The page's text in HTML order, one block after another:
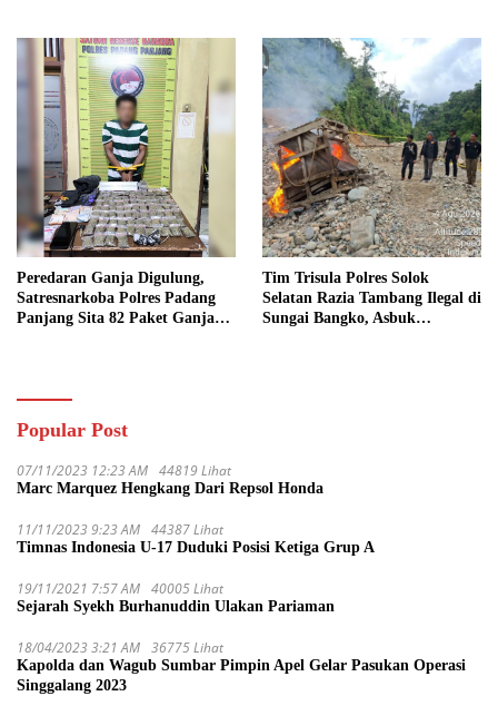
Peredaran Ganja Digulung,
Satresnarkoba Polres Padang
Panjang Sita 82 Paket Ganja
Tim Trisula Polres Solok
Selatan Razia Tambang Ilegal di
Sungai Bangko, Asbuk
Popular Post
07/11/2023 12:23 AM 44819 Lihat
Marc Marquez Hengkang Dari Repsol Honda
11/11/2023 9:23 AM 44387 Lihat
Timnas Indonesia U-17 Duduki Posisi Ketiga Grup A
19/11/2021 7:57 AM 40005 Lihat
Sejarah Syekh Burhanuddin Ulakan Pariaman
18/04/2023 3:21 AM 36775 Lihat
Kapolda dan Wagub Sumbar Pimpin Apel Gelar Pasukan Operasi
Singgalang 2023